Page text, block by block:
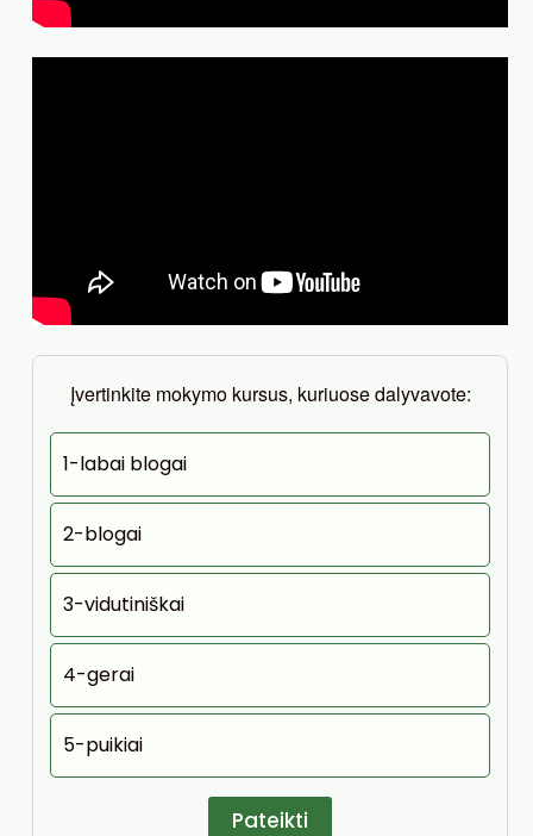
Įvertinkite mokymo kursus, kuriuose dalyvavote:
1-labai blogai
2-blogai
3-vidutiniškai
4-gerai
5-puikiai